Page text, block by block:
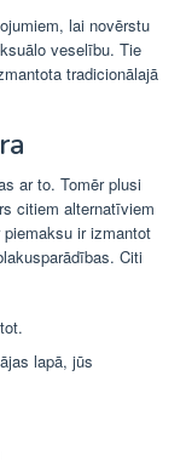
lai novērstu
veselību. Tie
tradicionālajā
ar to. Tomēr plusi
citiem alternatīviem
ir izmantot
Citi
lapā, jūs